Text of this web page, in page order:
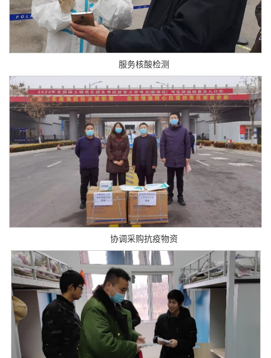
服务核酸检测
协调采购抗疫物资